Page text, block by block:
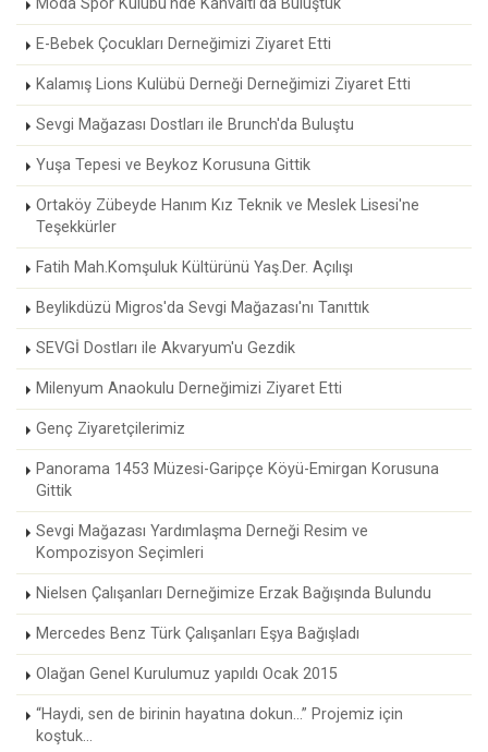
Moda Spor Kulubü'nde Kahvaltı'da Buluştuk
E-Bebek Çocukları Derneğimizi Ziyaret Etti
Kalamış Lions Kulübü Derneği Derneğimizi Ziyaret Etti
Sevgi Mağazası Dostları ile Brunch'da Buluştu
Yuşa Tepesi ve Beykoz Korusuna Gittik
Ortaköy Zübeyde Hanım Kız Teknik ve Meslek Lisesi'ne
Teşekkürler
Fatih Mah.Komşuluk Kültürünü Yaş.Der. Açılışı
Beylikdüzü Migros'da Sevgi Mağazası'nı Tanıttık
SEVGİ Dostları ile Akvaryum'u Gezdik
Milenyum Anaokulu Derneğimizi Ziyaret Etti
Genç Ziyaretçilerimiz
Panorama 1453 Müzesi-Garipçe Köyü-Emirgan Korusuna
Gittik
Sevgi Mağazası Yardımlaşma Derneği Resim ve
Kompozisyon Seçimleri
Nielsen Çalışanları Derneğimize Erzak Bağışında Bulundu
Mercedes Benz Türk Çalışanları Eşya Bağışladı
Olağan Genel Kurulumuz yapıldı Ocak 2015
“Haydi, sen de birinin hayatına dokun...” Projemiz için
koştuk...